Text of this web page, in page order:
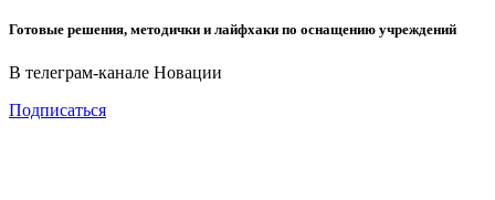
Готовые решения, методички и лайфхаки по оснащению учреждений
В телеграм-канале Новации
Подписаться